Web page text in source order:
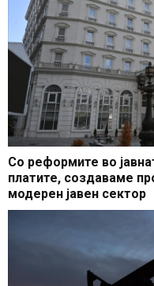
Со реформите во
платите, создаваме
модерен јавен сектор